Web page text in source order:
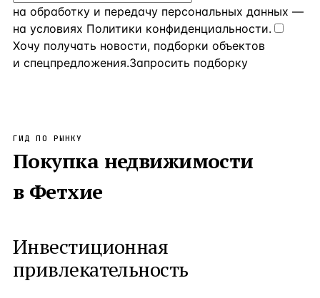
на обработку и передачу персональных данных —
на условиях Политики конфиденциальности.
Хочу получать новости, подборки объектов
и спецпредложения.Запросить подборку
ГИД ПО РЫНКУ
Покупка недвижимости
в Фетхие
Инвестиционная
привлекательность